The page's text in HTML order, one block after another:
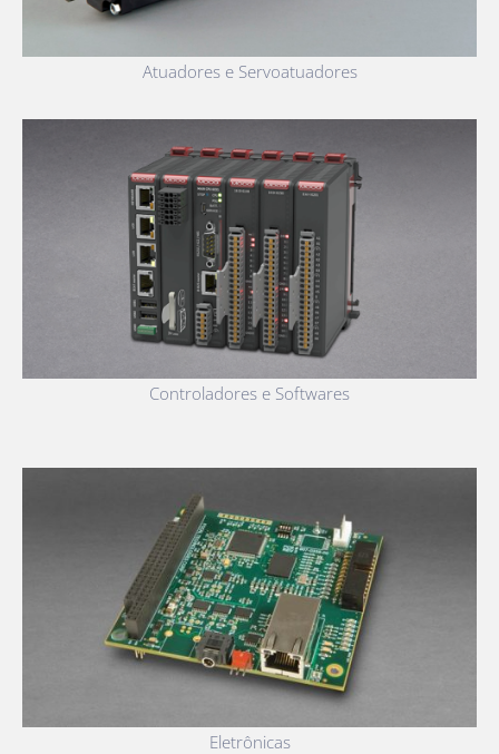
Atuadores e Servoatuadores
Controladores e Softwares
Eletrônicas